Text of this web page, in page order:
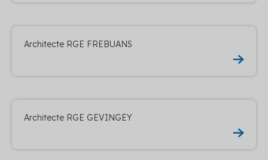
Architecte RGE FREBUANS
Architecte RGE GEVINGEY